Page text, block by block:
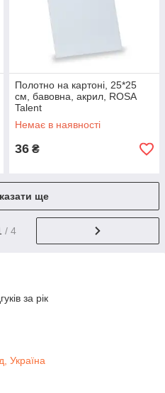
Полотно на картоні, 25*25
см, бавовна, акрил, ROSA
Talent
Немає в наявності
36 ₴
ще
/ 4
за рік
Україна